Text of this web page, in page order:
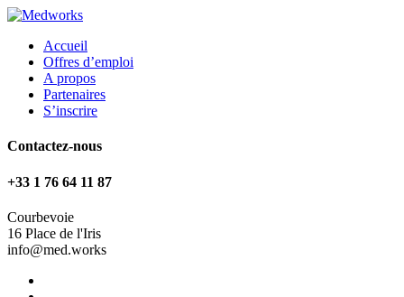
Accueil
Offres d’emploi
A propos
Partenaires
S’inscrire
Contactez-nous
+33 1 76 64 11 87
Courbevoie
16 Place de l'Iris
info@med.works